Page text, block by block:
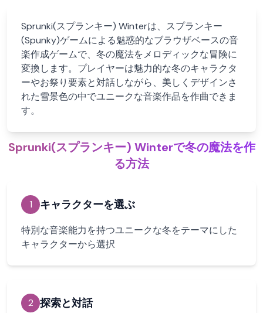
Sprunki(スプランキー) Winterは、スプランキー
(Spunky)ゲームによる魅惑的なブラウザベースの音
楽作成ゲームで、冬の魔法をメロディックな冒険に
変換します。プレイヤーは魅力的な冬のキャラクタ
ーやお祭り要素と対話しながら、美しくデザインさ
れた雪景色の中でユニークな音楽作品を作曲できま
す。
Sprunki(スプランキー) Winterで冬の魔法を作
る方法
1 キャラクターを選ぶ
特別な音楽能力を持つユニークな冬をテーマにした
キャラクターから選択
2 探索と対話